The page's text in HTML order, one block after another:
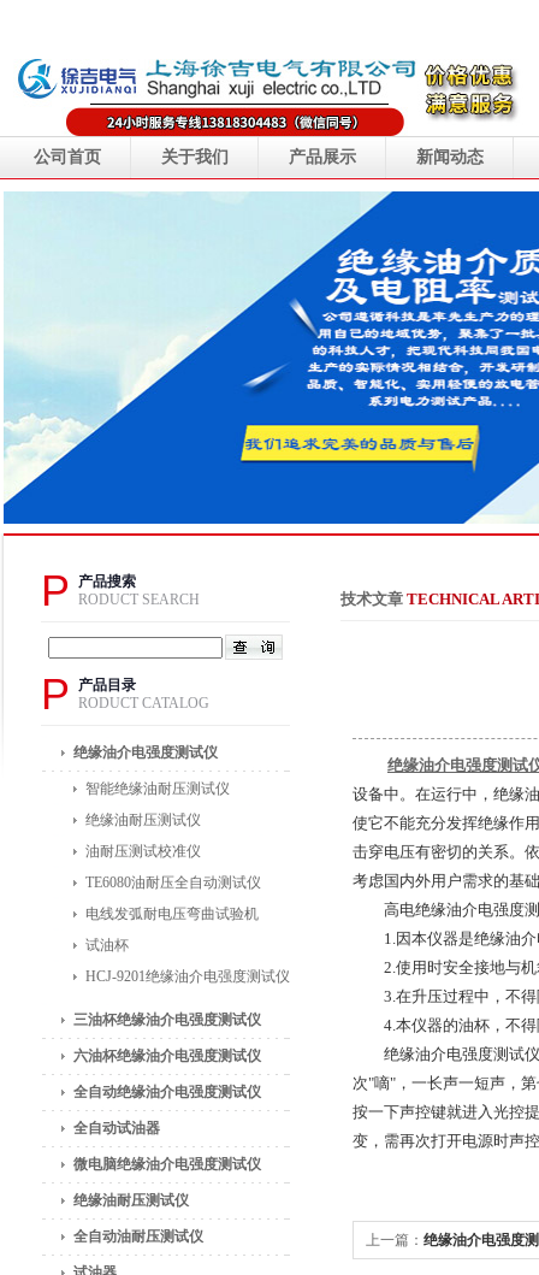
公司首页 关于我们 产品展示 新闻动态
P
产品搜索
RODUCT SEARCH
P
产品目录
RODUCT CATALOG
绝缘油介电强度测试仪
智能绝缘油耐压测试仪
绝缘油耐压测试仪
油耐压测试校准仪
TE6080油耐压全自动测试仪
电线发弧耐电压弯曲试验机
试油杯
HCJ-9201绝缘油介电强度测试仪
三油杯绝缘油介电强度测试仪
六油杯绝缘油介电强度测试仪
全自动绝缘油介电强度测试仪
全自动试油器
微电脑绝缘油介电强度测试仪
绝缘油耐压测试仪
全自动油耐压测试仪
技术文章 TECHNICAL
绝缘油介电强度测试
设备中。在运行中，绝缘
使它不能充分发挥绝缘作
击穿电压有密切的关系。
考虑国内外用户需求的基
高电绝缘油介电强度测
1.因本仪器是绝缘油介
2.使用时安全接地与机
3.在升压过程中，不得
4.本仪器的油杯，不得
绝缘油介电强度测试仪
次"嘀"，一长声一短声，
按一下声控键就进入光控
变，需再次打开电源时声
上一篇： 绝缘油介电强度